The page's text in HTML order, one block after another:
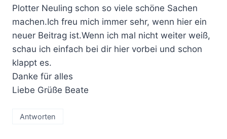
Plotter Neuling schon so viele schöne Sachen
machen.Ich freu mich immer sehr, wenn hier ein
neuer Beitrag ist.Wenn ich mal nicht weiter weiß,
schau ich einfach bei dir hier vorbei und schon
klappt es.
Danke für alles
Liebe Grüße Beate
Antworten